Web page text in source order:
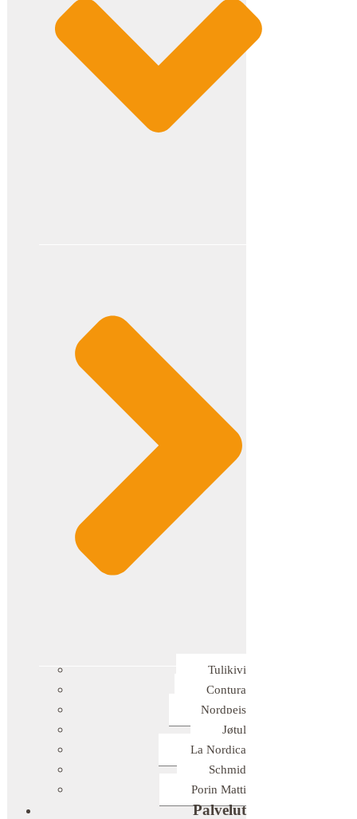
Tulikivi
Contura
Nordpeis
Jøtul
La Nordica
Schmid
Porin Matti
Palvelut